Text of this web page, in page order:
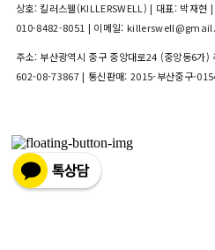
상호: 킬러스웰(KILLERSWELL) | 대표: 박재현
010-8482-8051 | 이메일:
주소: 부산광역시 중구 중앙대로24 (중앙동6가
602-08-73867| 통신판매: 2015-부산중구-